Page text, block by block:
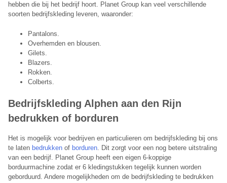
hebben die bij het bedrijf hoort. Planet Group kan veel verschillende
soorten bedrijfskleding leveren, waaronder:
Pantalons.
Overhemden en blousen.
Gilets.
Blazers.
Rokken.
Colberts.
Bedrijfskleding Alphen aan den Rijn
bedrukken of borduren
​Het is mogelijk voor bedrijven en particulieren om bedrijfskleding bij ons
te laten bedrukken of borduren. Dit zorgt voor een nog betere uitstraling
van een bedrijf. Planet Group heeft een eigen 6-koppige
borduurmachine zodat er 6 kledingstukken tegelijk kunnen worden
geborduurd. Andere mogelijkheden om de bedrijfskleding te bedrukken